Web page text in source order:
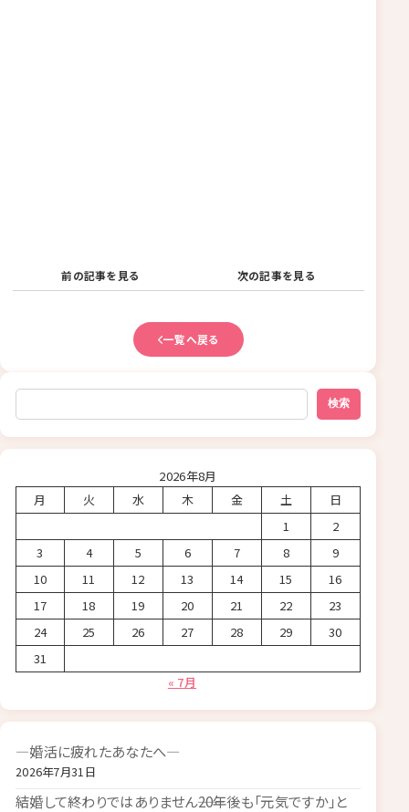
前の記事を見る 次の記事を見る
一覧へ戻る
検索
検索
2026年8月
月
火 水 木 金 土
日
1
2
3
4 5 6 7 8
9
10
11 12 13 14 15
16
17
18 19 20 21 22
23
24
25 26 27 28 29
30
31
« 7月
―婚活に疲れたあなたへ―
2026年7月31日
結婚して終わりではありません――20年後も「元気ですか」と